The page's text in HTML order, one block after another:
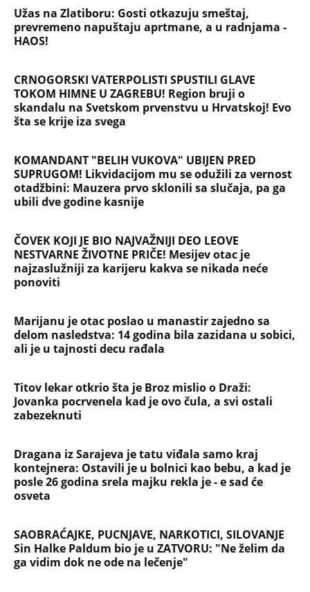
Užas na Zlatiboru: Gosti otkazuju smeštaj,
prevremeno napuštaju aprtmane, a u radnjama -
HAOS!
CRNOGORSKI VATERPOLISTI SPUSTILI GLAVE
TOKOM HIMNE U ZAGREBU! Region bruji o
skandalu na Svetskom prvenstvu u Hrvatskoj! Evo
šta se krije iza svega
KOMANDANT "BELIH VUKOVA" UBIJEN PRED
SUPRUGOM! Likvidacijom mu se odužili za vernost
otadžbini: Mauzera prvo sklonili sa slučaja, pa ga
ubili dve godine kasnije
ČOVEK KOJI JE BIO NAJVAŽNIJI DEO LEOVE
NESTVARNE ŽIVOTNE PRIČE! Mesijev otac je
najzaslužniji za karijeru kakva se nikada neće
ponoviti
Marijanu je otac poslao u manastir zajedno sa
delom nasledstva: 14 godina bila zazidana u sobici,
ali je u tajnosti decu rađala
Titov lekar otkrio šta je Broz mislio o Draži:
Jovanka pocrvenela kad je ovo čula, a svi ostali
zabezeknuti
Dragana iz Sarajeva je tatu viđala samo kraj
kontejnera: Ostavili je u bolnici kao bebu, a kad je
posle 26 godina srela majku rekla je - e sad će
osveta
SAOBRAĆAJKE, PUCNJAVE, NARKOTICI, SILOVANJE
Sin Halke Paldum bio je u ZATVORU: "Ne želim da
ga vidim dok ne ode na lečenje"